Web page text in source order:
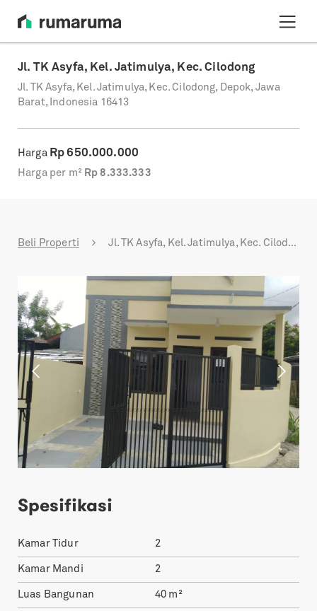
Jl. TK Asyfa, Kel. Jatimulya, Kec. Cilodong
Jl. TK Asyfa, Kel. Jatimulya, Kec. Cilodong, Depok, Jawa
Barat, Indonesia 16413
Harga Rp650.000.000
Harga per m² Rp 8.333.333
Beli Properti Jl. TK Asyfa, Kel. Jatimulya, Kec. Cilodong
Previous Next
Spesifikasi
Kamar Tidur 2
Kamar Mandi 2
Luas Bangunan 40 m²